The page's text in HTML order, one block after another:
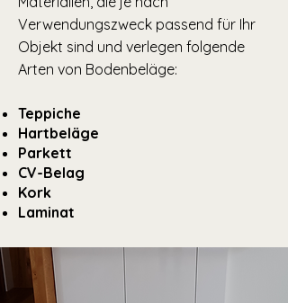
Verwendungszweck passend für Ihr
Objekt sind und verlegen folgende
Arten von Bodenbeläge:
Teppiche
Hartbeläge
Parkett
CV-Belag
Kork
Laminat